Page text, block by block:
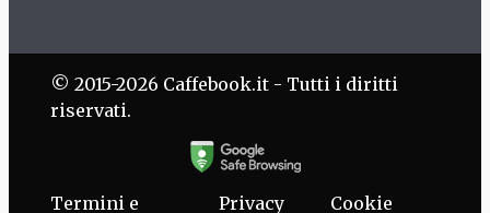
© 2015-2026 Caffebook.it - Tutti i diritti
riservati.
Termini e Privacy Cookie